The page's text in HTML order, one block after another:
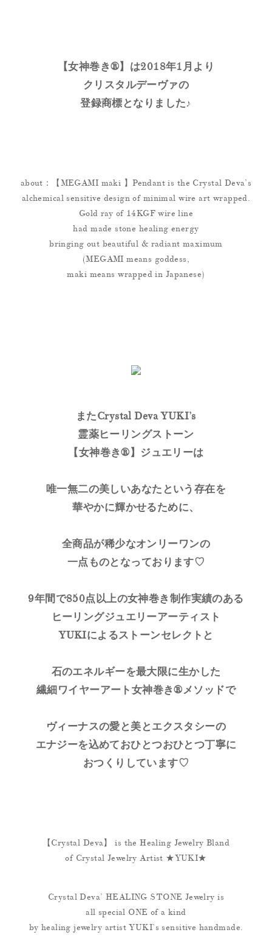
【女神巻き®】は2018年1月より
クリスタルデーヴァの
登録商標となりました♪
about：【MEGAMI maki 】Pendant is the Crystal Deva’s
alchemical sensitive design of minimal wire art wrapped.
Gold ray of 14KGF wire line
had made stone healing energy
bringing out beautiful & radiant maximum
(MEGAMI means goddess,
maki means wrapped in Japanese)
またCrystal Deva YUKI’s
霊薬ヒーリングストーン
【女神巻き®】ジュエリーは
唯一無二の美しいあなたという存在を
華やかに輝かせるために、
全商品が稀少なオンリーワンの
一点ものとなっております♡
9年間で850点以上の女神巻き制作実績のある
ヒーリングジュエリーアーティスト
YUKIによるストーンセレクトと
石のエネルギーを最大限に生かした
繊細ワイヤーアート女神巻き®メソッドで
ヴィーナスの愛と美とエクスタシーの
エナジーを込めておひとつおひとつ丁寧に
おつくりしています♡
【Crystal Deva】 is the Healing Jewelry Bland
of Crystal Jewelry Artist ★YUKI★
Crystal Deva’ HEALING STONE Jewelry is
all special ONE of a kind
by healing jewelry artist YUKI’s sensitive handmade.